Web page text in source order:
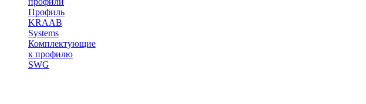
Профиль
KRAAB
Systems
Комплектующие
к профилю
SWG